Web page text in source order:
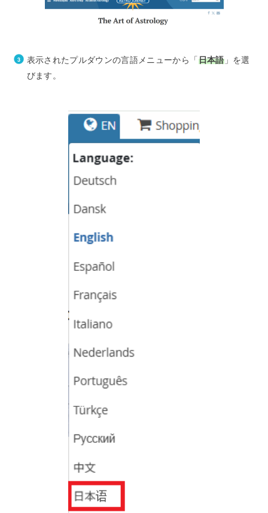
表示されたプルダウンの言語メニューから「日本語」を選
びます。